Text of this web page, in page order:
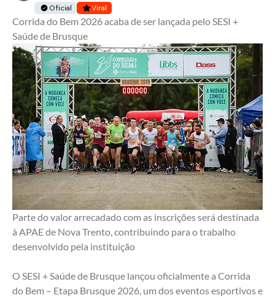
Oficial Viral
Corrida do Bem 2026 acaba de ser lançada pelo SESI +
Saúde de Brusque
Parte do valor arrecadado com as inscrições será destinada
à APAE de Nova Trento, contribuindo para o trabalho
desenvolvido pela instituição
O SESI + Saúde de Brusque lançou oficialmente a Corrida
do Bem – Etapa Brusque 2026, um dos eventos esportivos e